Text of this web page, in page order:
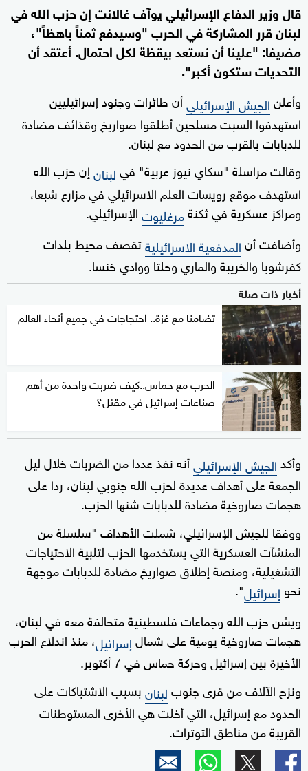
قال وزير الدفاع الإسرائيلي يوآف غالانت إن حزب الله في
لبنان قرر المشاركة في الحرب "وسيدفع ثمناً باهظاً"،
مضيفا: "علينا أن نستعد بيقظة لكل احتمال. أعتقد أن
التحديات ستكون أكبر".
وأعلنالجيش الإسرائيليأن طائرات وجنود إسرائيليين
استهدفوا السبت مسلحين أطلقوا صواريخ وقذائف مضادة
للدبابات بالقرب من الحدود مع لبنان.
وقالت مراسلة "سكاي نيوز عربية" فيلبنانإن حزب الله
استهدف موقع رويسات العلم الاسرائيلي في مزارع شبعا،
ومراكز عسكرية في ثكنةمرغليوتالإسرائيلي.
وأضافت أنالمدفعية الاسرائيليةتقصف محيط بلدات
كفرشوبا والخريبة والماري وحلتا ووادي خنسا.
أخبار ذات صلة
تضامنا مع غزة.. احتجاجات في جميع أنحاء العالم
الحرب مع حماس..كيف ضربت واحدة من أهم
صناعات إسرائيل في مقتل؟
وأكدالجيش الإسرائيليأنه نفذ عددا من الضربات خلال ليل
الجمعة على أهداف عديدة لحزب الله جنوبي لبنان، ردا على
هجمات صاروخية مضادة للدبابات شنها الحزب.
ووفقا للجيش الإسرائيلي، شملت الأهداف "سلسلة من
المنشآت العسكرية التي يستخدمها الحزب لتلبية الاحتياجات
التشغيلية، ومنصة إطلاق صواريخ مضادة للدبابات موجهة
نحو إسرائيل".
ويشن حزب الله وجماعات فلسطينية متحالفة معه في لبنان،
هجمات صاروخية يومية على شمالإسرائيل، منذ اندلاع الحرب
الأخيرة بين إسرائيل وحركة حماس في 7 أكتوبر.
ونزح الآلاف من قرى جنوبلبنانبسبب الاشتباكات على
الحدود مع إسرائيل، التي أخلت هي الأخرى المستوطنات
القريبة من مناطق التوترات.